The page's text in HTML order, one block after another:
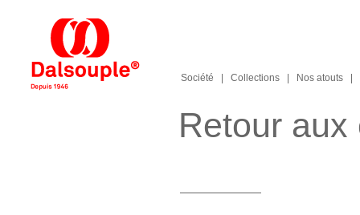
Société Collections Nos atouts
Retour